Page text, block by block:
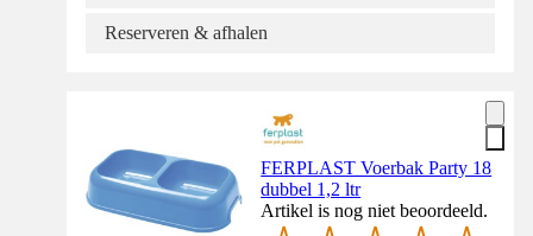
Reserveren & afhalen
FERPLAST Voerbak Party 18
dubbel 1,2 ltr
Artikel is nog niet beoordeeld.